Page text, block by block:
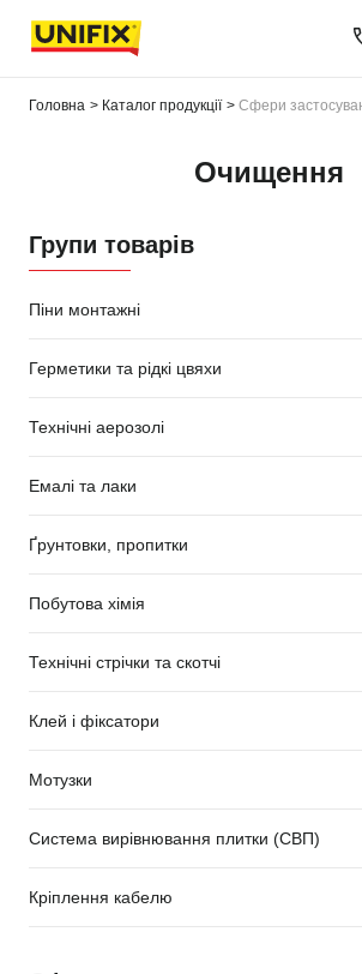
Головна Каталог продукції Сфери
Очищення
Групи товарів
Піни монтажні
Герметики та рідкі цвяхи
Технічні аерозолі
Емалі та лаки
Ґрунтовки, пропитки
Побутова хімія
Технічні стрічки та скотчі
Клей і фіксатори
Мотузки
Система вирівнювання плитки (СВП)
Кріплення кабелю